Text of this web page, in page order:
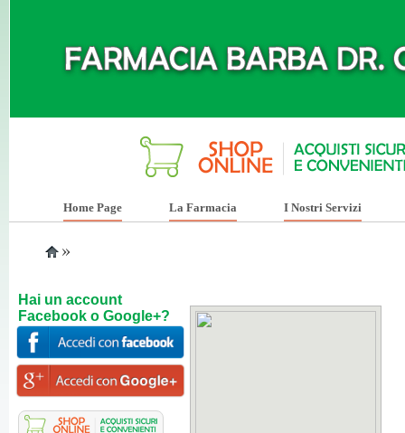
Hai un account
Facebook o Google+?
Home Page La Farmacia I Nostri Servizi
»